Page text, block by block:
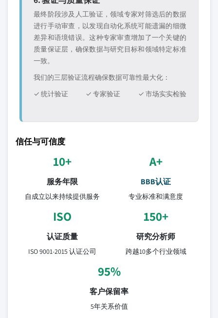
最终阶段涉及人工验证，领域专家对筛选后的数据
进行手动审查，以发现自动化系统可能遗漏的细微
差异和语境错误。这种专家审查增加了一个关键的
质量保证层，确保数据与研究目标和领域特定标准
一致。
我们的三层验证流程确保数据可靠性最大化：
✓ 统计验证
✓ 专家验证 ✓ 市场实实检验
信任与可信度
10+
服务年限
自成立以来持续提供服务
A+
BBB认证
专业标准和满意度
ISO
认证质量
ISO 9001-2015 认证公司
150+
研究分析师
跨越10多个行业领域
95%
客户保留率
5年关系价值